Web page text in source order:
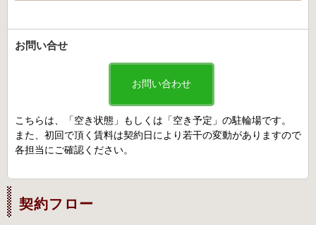
お問い合せ
お問い合わせ
こちらは、「空き状態」もしくは「空き予定」の駐輪場です。
また、初回で頂く賃料は契約日により若干の変動がありますので
各担当にご確認ください。
契約フロー